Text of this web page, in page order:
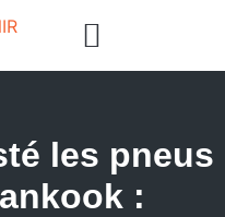
les pneus
: